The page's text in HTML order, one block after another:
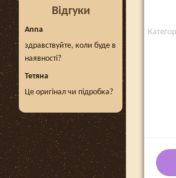
Відгуки
Anna
здравствуйте, коли буде в
наявності?
Тетяна
Це оригінал чи підробка?